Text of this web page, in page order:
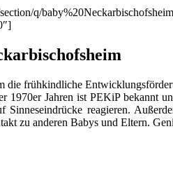
q/
frühkindliche
1970er Jahren ist PEKiP bekannt
reagieren.
zu anderen Babys und Eltern.